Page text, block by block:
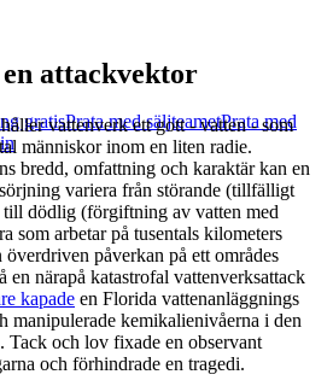
gratisPrata med säljteametPrata med
attackvektor
vattenverk ett gott - vatten - som
människor inom en liten radie.
bredd, omfattning och karaktär kan en
variera från störande (tillfälligt
dödlig (förgiftning av vatten med
som arbetar på tusentals kilometers
överdriven påverkan på ett områdes
närapå katastrofal vattenverksattack
kapade en Florida vattenanläggnings
manipulerade kemikalienivåerna i den
Tack och lov fixade en observant
och förhindrade en tragedi.